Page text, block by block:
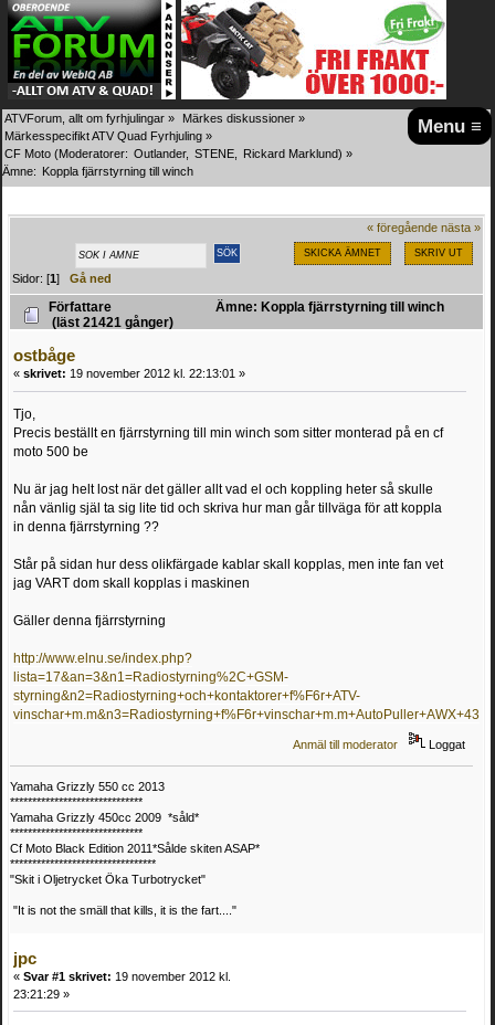
Menu ≡
ATVForum, allt om fyrhjulingar » Märkes diskussioner »
Märkesspecifikt ATV Quad Fyrhjuling »
CF Moto (Moderatorer: Outlander, STENE Rickard Marklund) »
Ämne: Koppla fjärrstyrning till winch
« föregående nästa »
SKICKA ÄMNET SKRIV UT
Sidor: [1]Gå ned
Författare
Ämne: Koppla fjärrstyrning till winch
(läst 21421 gånger)
ostbåge
« skrivet: 19 november 2012 kl. 22:13:01 »
Tjo,
Precis beställt en fjärrstyrning till min winch som sitter monterad på en cf
moto 500 be
Nu är jag helt lost när det gäller allt vad el och koppling heter så skulle
nån vänlig själ ta sig lite tid och skriva hur man går tillväga för att koppla
in denna fjärrstyrning ??
Står på sidan hur dess olikfärgade kablar skall kopplas, men inte fan vet
jag VART dom skall kopplas i maskinen
Gäller denna fjärrstyrning
http://www.elnu.se/index.php?
lista=17&an=3&n1=Radiostyrning%2C+GSM-
styrning&n2=Radiostyrning+och+kontaktorer+f%F6r+ATV-
Anmäl till moderator Loggat
Yamaha Grizzly 550 cc 2013
******************************
Yamaha Grizzly 450cc 2009 *såld*
******************************
Cf Moto Black Edition 2011*Sålde skiten ASAP*
*********************************
"Skit i Oljetrycket Öka Turbotrycket"
"It is not the smäll that kills, it is the fart...."
jpc
« Svar #1 skrivet: 19 november 2012 kl.
23:21:29 »